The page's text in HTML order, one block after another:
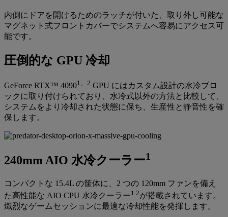
内側にドアを開けるためのラッチが付いた、取り外し可能な
マグネット式フロントカバーでシステムへ容易にアクセス可
能です。
圧倒的な GPU 冷却
GeForce RTX™ 40901、2 GPU にはカスタム設計の水冷ブロ
ックに取り付けられており、水冷式以外の方法と比較して、
システムをより冷却された状態に保ち、生産性と静音性を確
保します。
240mm AIO 水冷クーラー1
コンパクトな 15.4L の筐体に、2 つの 120mm ファンを備え
た高性能な AIO CPU 水冷クーラー1.2が搭載されています。
熾烈なゲームセッションに最適な冷却性能を発揮します。